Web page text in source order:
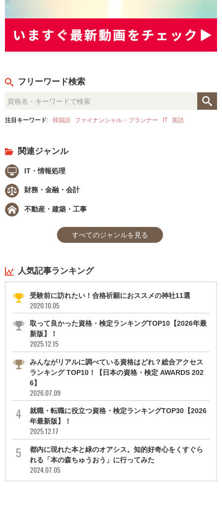
フリーワード検索
注目キーワード: 韓国語 ファイナンシャル・プランナー IT 英語
関連ジャンル
IT・情報処理
財務・金融・会計
不動産・建築・工事
すべてのジャンルを見る
人気記事ランキング
受験前に訪れたい！合格祈願におススメの神社11選
2020.10.05
取って良かった資格・検定ランキングTOP10【2026年最
新版】！
2025.12.15
みんながリアルに調べている資格はどれ？総合アクセス
ランキング TOP10！【日本の資格・検定 AWARDS 202
6】
2026.07.09
就職・転職に役立つ資格・検定ランキングTOP30【2026
年最新版】！
2025.12.17
都内に現れた本と緑のオアシス。知的好奇心をくすぐら
れる「本の森ちゅうおう」に行ってみた
2024.07.05